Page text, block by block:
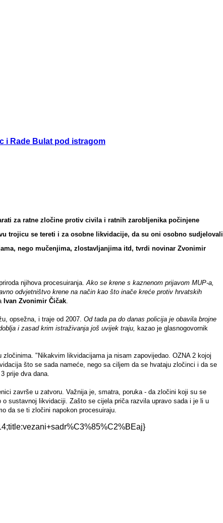
i Rade Bulat pod istragom
za ratne zločine protiv civila i ratnih zarobljenika počinjene
trojicu se tereti i za osobne likvidacije, da su oni osobno sudjelovali
nego mučenjima, zlostavljanjima itd, tvrdi novinar Zvonimir
njihova procesuiranja. Ako se krene s kaznenom prijavom MUP-a,
odvjetništvo krene na način kao što inače kreće protiv hrvatskih
Ivan Zvonimir Čičak
opsežna, i traje od 2007. Od tada pa do danas policija je obavila brojne
i zasad krim istraživanja još uvijek traju, kazao je glasnogovornik
"Nikakvim likvidacijama ja nisam zapovijedao. OZNA 2 kojoj
što se sada nameće, nego sa ciljem da se hvataju zločinci i da se
prije dva dana.
završe u zatvoru. Važnija je, smatra, poruka - da zločini koji su se
sustavnoj likvidaciji. Zašto se cijela priča razvila upravo sada i je li u
da se ti zločini napokon procesuiraju.